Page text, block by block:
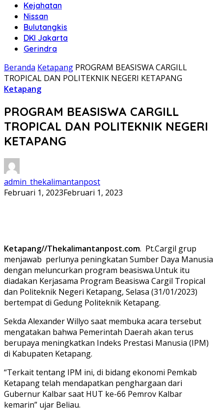
Kejahatan
Nissan
Bulutangkis
DKI Jakarta
Gerindra
Beranda Ketapang PROGRAM BEASISWA CARGILL
TROPICAL DAN POLITEKNIK NEGERI KETAPANG
Ketapang
PROGRAM BEASISWA CARGILL
TROPICAL DAN POLITEKNIK NEGERI
KETAPANG
admin_thekalimantanpost
Februari 1, 2023Februari 1, 2023
Ketapang//Thekalimantanpost.com. Pt.Cargil grup
menjawab perlunya peningkatan Sumber Daya Manusia
dengan meluncurkan program beasiswa.Untuk itu
diadakan Kerjasama Program Beasiswa Cargil Tropical
dan Politeknik Negeri Ketapang, Selasa (31/01/2023)
bertempat di Gedung Politeknik Ketapang.
Sekda Alexander Willyo saat membuka acara tersebut
mengatakan bahwa Pemerintah Daerah akan terus
berupaya meningkatkan Indeks Prestasi Manusia (IPM)
di Kabupaten Ketapang.
“Terkait tentang IPM ini, di bidang ekonomi Pemkab
Ketapang telah mendapatkan penghargaan dari
Gubernur Kalbar saat HUT ke-66 Pemrov Kalbar
kemarin” ujar Beliau.